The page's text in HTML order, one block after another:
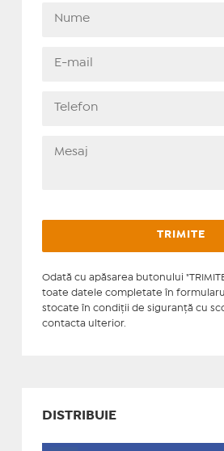
Odată cu apăsarea butonului
toate datele completate în
stocate în condiţii de siguranţă cu
contacta ulterior.
DISTRIBUIE